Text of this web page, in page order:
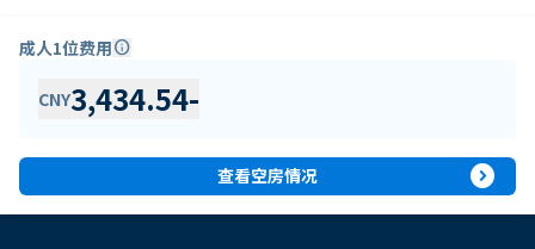
成人1位费用info
CNY3,434.54-
查看空房情况 expand_circle_right